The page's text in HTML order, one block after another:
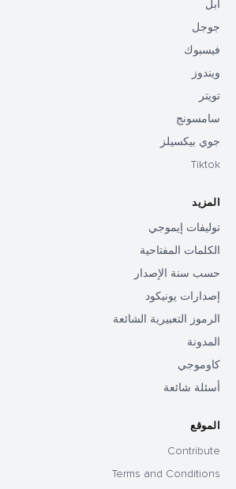
أبل
جوجل
فيسبوك
ويندوز
تويتر
سامسونج
جوي بيكسيلز
Tiktok
المزيد
توليفات إيموجي
الكلمات المفتاحية
حسب سنة الإصدار
إصدارات يونيكود
الرموز التعبيرية الشائعة
المدونة
كاوموجي
أسئلة شائعة
الموقع
Contribute
Terms and Conditions